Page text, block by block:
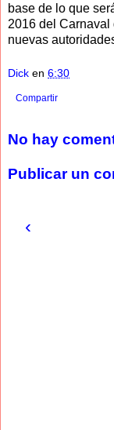
base de lo que
2016 del Carnaval
nuevas
Dick en 6:30
Compartir
No hay
Publicar un
‹